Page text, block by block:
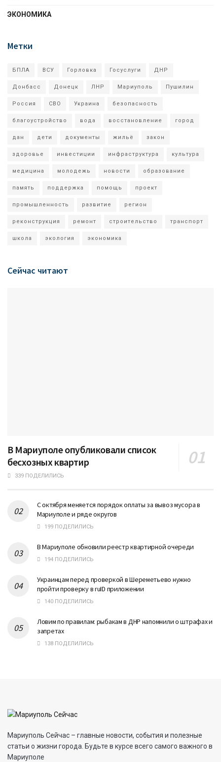
ЭКОНОМИКА
Метки
БПЛА ВСУ Горловка Госуслуги ДНР
Донбасс Донецк ЛНР Мариуполь Пушилин
Россия СВО Украина безопасность
благоустройство вода восстановление город
дан дети документы жильё закон
здоровье инвестиции инфраструктура культура
медицина молодежь новости образование
память поддержка помощь проект
промышленность развитие регион
реконструкция ремонт строительство транспорт
школа экология экономика
Сейчас читают
В Мариуполе опубликовали список
бесхозных квартир
339 ПОДЕЛИЛИСЬ
С октября меняется порядок оплаты за вывоз мусора в
Мариуполе и ряде округов
199 ПОДЕЛИЛИСЬ
В Мариуполе обновили реестр квартирной очереди
194 ПОДЕЛИЛИСЬ
Украинцам перед проверкой в Шереметьево нужно
пройти проверку в ruID приложении
140 ПОДЕЛИЛИСЬ
Ловим по правилам: рыбакам в ДНР напомнили о штрафах и
запретах
138 ПОДЕЛИЛИСЬ
Мариуполь Сейчас – главные новости, события и полезные
статьи о жизни города. Будьте в курсе всего самого важного в
Мариуполе